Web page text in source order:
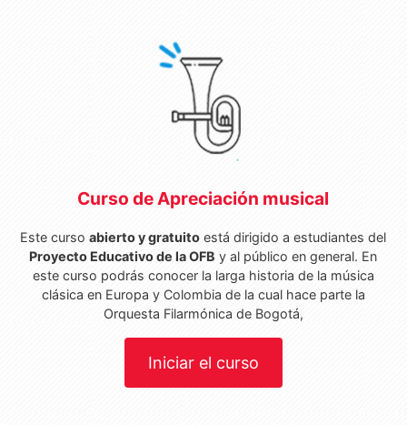
Curso de Apreciación musical
Este cursoabierto y gratuito está dirigido a estudiantes del
Proyecto Educativo de la OFB y al público en general. En
este curso podrás conocer la larga historia de la música
clásica en Europa y Colombia de la cual hace parte la
Orquesta Filarmónica de Bogotá,
Iniciar el curso